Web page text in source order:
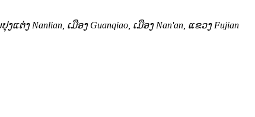
ງ​ແຕ່ງ Nanlian, ເມືອງ Guanqiao, ເມືອງ Nan'an, ແຂວງ Fujian